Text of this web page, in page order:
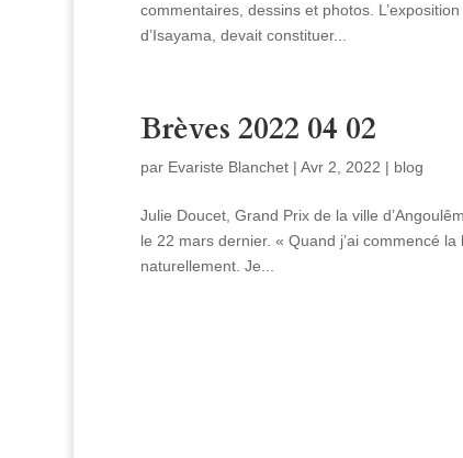
commentaires, dessins et photos.
d’Isayama, devait constituer...
Brèves 2022 04 02
par Evariste Blanchet| Avr 2, 2022 | blog
Julie Doucet, Grand Prix de la ville
le 22 mars dernier. « Quand j’ai commencé
naturellement. Je...